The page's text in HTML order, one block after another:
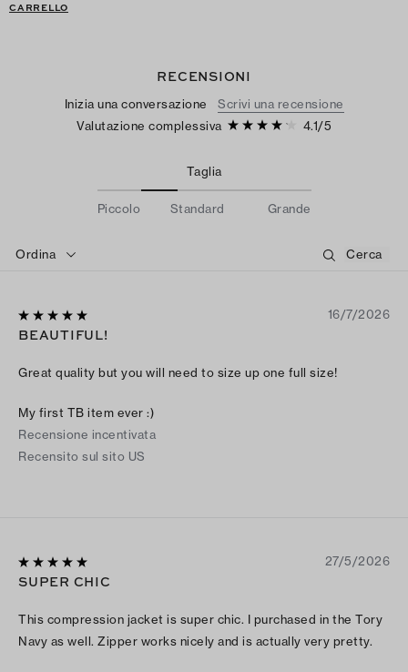
CARRELLO
RECENSIONI
Inizia una conversazione
Scrivi una recensione
Valutazione complessiva
4.1/5
Taglia
Piccolo Standard Grande
Ordina
16/7/2026
BEAUTIFUL!
Great quality but you will need to size up one full size!
My first TB item ever :)
Recensione incentivata
Recensito sul sito US
27/5/2026
SUPER CHIC
This compression jacket is super chic. I purchased in the Tory
Navy as well. Zipper works nicely and is actually very pretty.